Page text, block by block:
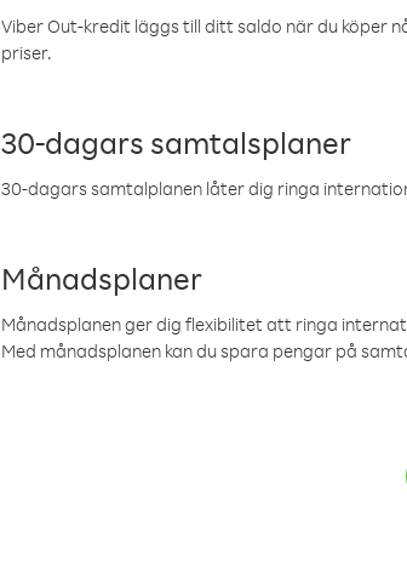
Viber Out-kredit läggs till ditt saldo när du köper
priser.
30-dagars samtalsplaner
30-dagars samtalplanen låter dig ringa
Månadsplaner
Månadsplanen ger dig flexibilitet att ringa
Med månadsplanen kan du spara pengar på